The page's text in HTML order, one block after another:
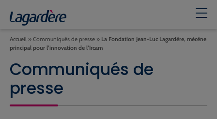
Accueil » Communiqués de presse » La Fondation Jean-Luc Lagardère, mécène
principal pour l’innovation de l’Ircam
Communiqués de
presse